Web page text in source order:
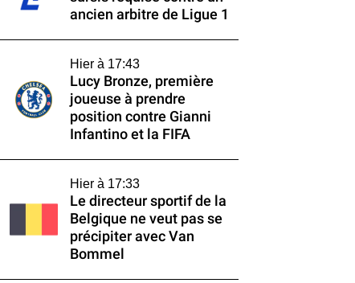
ancien arbitre de Ligue 1
Hier à 17:43
Lucy Bronze, première
joueuse à prendre
position contre Gianni
Infantino et la FIFA
Hier à 17:33
Le directeur sportif de la
Belgique ne veut pas se
précipiter avec Van
Bommel